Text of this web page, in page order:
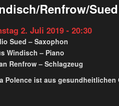
Renfrow/Sued
2. Juli 2019 - 20:30
Sued – Saxophon
Windisch – Piano
Renfrow – Schlagzeug
Polence ist aus